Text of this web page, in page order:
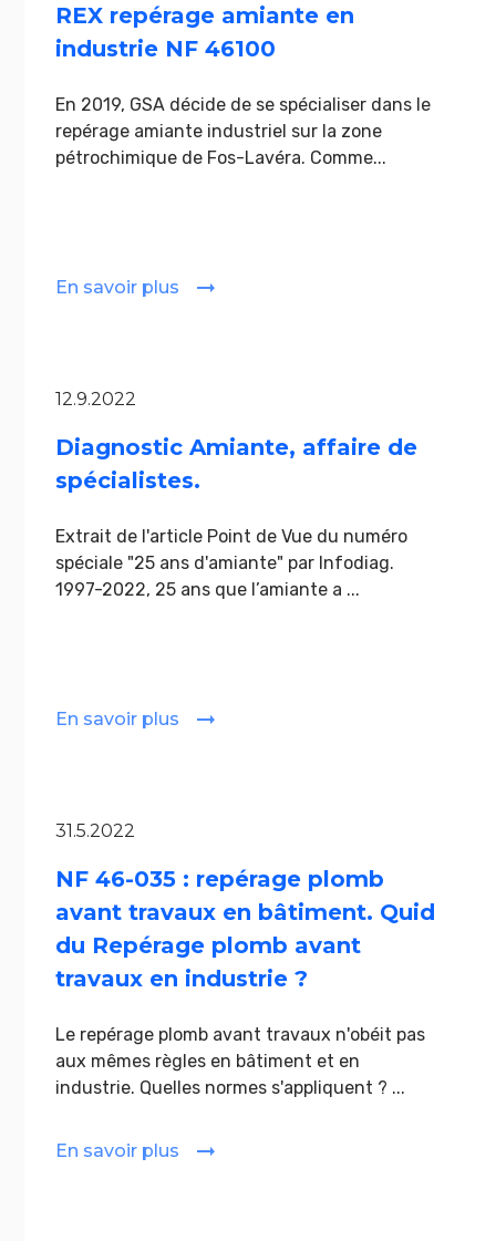
REX repérage amiante en
industrie NF 46100
En 2019, GSA décide de se spécialiser dans le
repérage amiante industriel sur la zone
pétrochimique de Fos-Lavéra. Comme...
En savoir plus
12.9.2022
Diagnostic Amiante, affaire de
spécialistes.
Extrait de l'article Point de Vue du numéro
spéciale "25 ans d'amiante" par Infodiag.
1997-2022, 25 ans que l’amiante a ...
En savoir plus
31.5.2022
NF 46-035 : repérage plomb
avant travaux en bâtiment. Quid
du Repérage plomb avant
travaux en industrie ?
Le repérage plomb avant travaux n'obéit pas
aux mêmes règles en bâtiment et en
industrie. Quelles normes s'appliquent ? ...
En savoir plus